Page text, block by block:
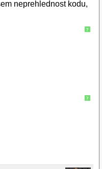
neprehlednost kodu,
?
?